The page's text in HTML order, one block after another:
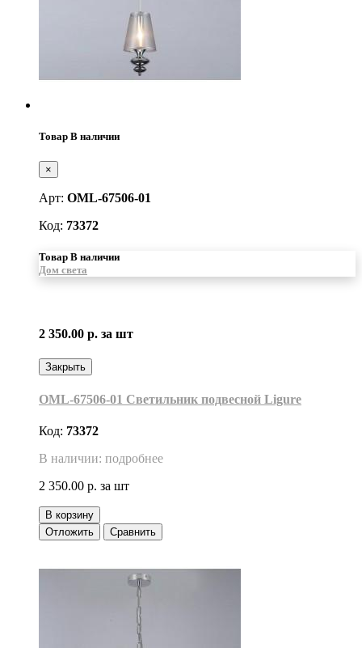
Товар В наличии
×
Арт: OML-67506-01
Код: 73372
Товар В наличии
Дом света
2 350.00 р. за шт
Закрыть
OML-67506-01 Светильник подвесной Ligure
Код: 73372
В наличии: подробнее
2 350.00 р. за шт
В корзину
Отложить
Сравнить